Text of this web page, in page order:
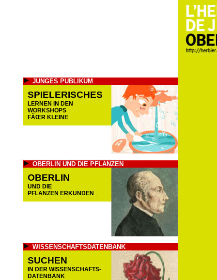
JUNGES PUBLIKUM
SPIELERISCHES
LERNEN IN DEN
WORKSHOPS
FÃŒR KLEINE
OBERLIN UND DIE PFLANZEN
OBERLIN
UND DIE
PFLANZEN ERKUNDEN
WISSENSCHAFTSDATENBANK
SUCHEN
IN DER WISSENSCHAFTS-
DATENBANK